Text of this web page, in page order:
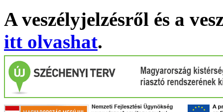
A veszélyjelzésről és a
itt olvashat.